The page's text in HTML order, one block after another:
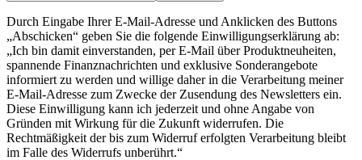
Durch Eingabe Ihrer E-Mail-Adresse und Anklicken des Buttons
„Abschicken“ geben Sie die folgende Einwilligungserklärung ab:
„Ich bin damit einverstanden, per E-Mail über Produktneuheiten,
spannende Finanznachrichten und exklusive Sonderangebote
informiert zu werden und willige daher in die Verarbeitung meiner
E-Mail-Adresse zum Zwecke der Zusendung des Newsletters ein.
Diese Einwilligung kann ich jederzeit und ohne Angabe von
Gründen mit Wirkung für die Zukunft widerrufen. Die
Rechtmäßigkeit der bis zum Widerruf erfolgten Verarbeitung bleibt
im Falle des Widerrufs unberührt.“